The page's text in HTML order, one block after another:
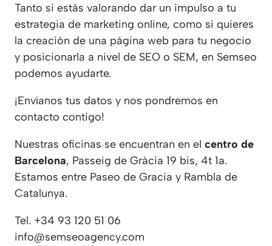
Tanto si estás valorando dar un impulso a tu
estrategia de marketing online, como si quieres
la creación de una página web para tu negocio
y posicionarla a nivel de SEO o SEM, en Semseo
podemos ayudarte.
¡Envíanos tus datos y nos pondremos en
contacto contigo!
Nuestras oficinas se encuentran en el centro de
Barcelona, Passeig de Gràcia 19 bis, 4t 1a.
Estamos entre Paseo de Gracia y Rambla de
Catalunya.
Tel. +34 93 120 51 06
info@semseoagency.com